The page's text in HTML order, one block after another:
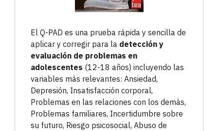
El Q-PAD es una prueba rápida y sencilla de
aplicar y corregir para la detección y
evaluación de problemas en
adolescentes (12-18 años) incluyendo las
variables más relevantes: Ansiedad,
Depresión, Insatisfacción corporal,
Problemas en las relaciones con los demás,
Problemas familiares, Incertidumbre sobre
su futuro, Riesgo psicosocial, Abuso de